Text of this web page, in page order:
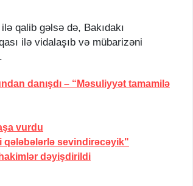
qalib gəlsə də, Bakıdakı
ilə vidalaşıb və mübarizəni
danışdı – “Məsuliyyət tamamilə
vurdu
qələbələrlə sevindirəcəyik"
dəyişdirildi